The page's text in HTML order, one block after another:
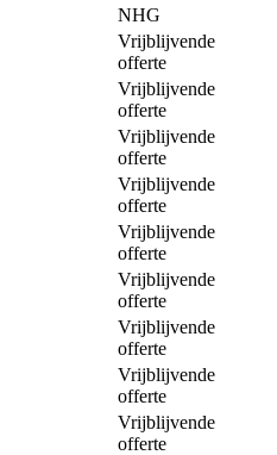
NHG
Vrijblijvende
offerte
Vrijblijvende
offerte
Vrijblijvende
offerte
Vrijblijvende
offerte
Vrijblijvende
offerte
Vrijblijvende
offerte
Vrijblijvende
offerte
Vrijblijvende
offerte
Vrijblijvende
offerte